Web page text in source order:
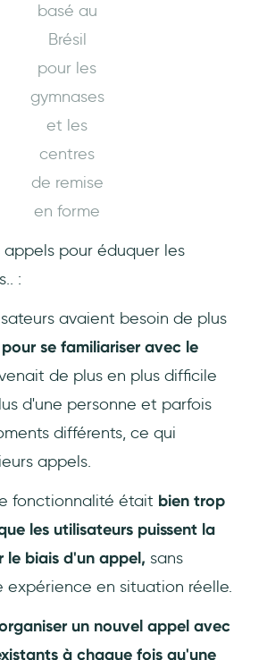
basé au
Brésil
pour les
gymnases
et les
centres
de remise
en forme
appels pour éduquer les
:
avaient besoin de plus
se familiariser avec le
de plus en plus difficile
d'une personne et parfois
différents, ce qui
appels.
fonctionnalité était bien trop
les utilisateurs puissent la
le biais d'un appel, sans
expérience en situation réelle.
un nouvel appel avec
à chaque fois qu'une